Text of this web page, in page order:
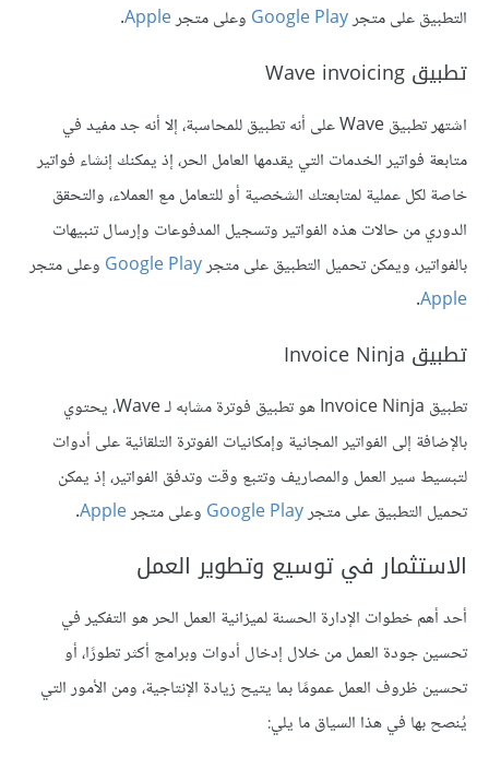
التطبيق على متجرGoogle Play وعلى متجرApple
.
تطبيق Wave invoicing
اشتهر تطبيق Wave على أنه تطبيق للمحاسبة، إلا أنه جد مفيد في
متابعة فواتير الخدمات التي يقدمها العامل الحر، إذ يمكنك إنشاء فواتير
خاصة لكل عملية لمتابعتك الشخصية أو للتعامل مع العملاء، والتحقق
الدوري من حالات هذه الفواتير وتسجيل المدفوعات وإرسال تنبيهات
بالفواتير، ويمكن تحميل التطبيق على متجرGoogle Play وعلى متجر
Apple
.
تطبيق Invoice Ninja
تطبيق Invoice Ninja هو تطبيق فوترة مشابه لـ Wave، يحتوي
بالإضافة إلى الفواتير المجانية وإمكانيات الفوترة التلقائية على أدوات
لتبسيط سير العمل والمصاريف وتتبع وقت وتدفق الفواتير، إذ يمكن
تحميل التطبيق على متجرGoogle Play وعلى متجرApple
.
الاستثمار في توسيع وتطوير العمل
أحد أهم خطوات الإدارة الحسنة لميزانية العمل الحر هو التفكير في
تحسين جودة العمل من خلال إدخال أدوات وبرامج أكثر تطورًا، أو
تحسين ظروف العمل عمومًا بما يتيح زيادة الإنتاجية، ومن الأمور التي
يُنصح بها في هذا السياق ما يلي: